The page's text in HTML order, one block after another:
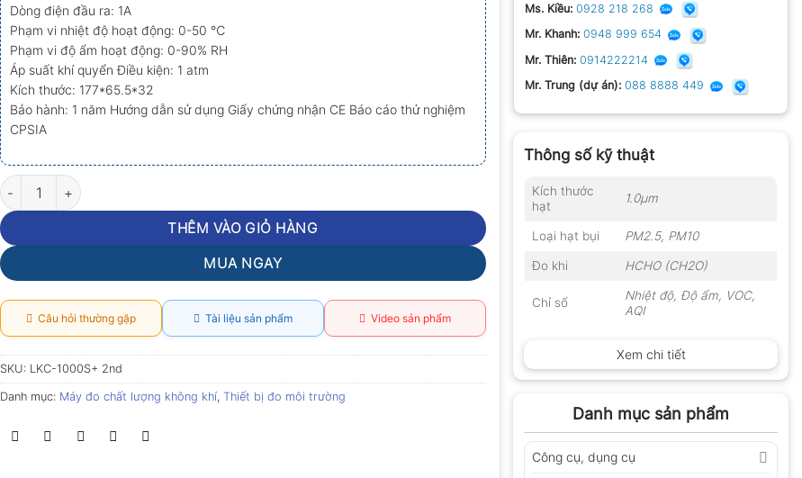
Ms. Kiều: 0928 218 268
Mr. Khanh: 0948 999 654
Mr. Thiên: 0914222214
Mr. Trung (dự án): 088 8888 449
Thông số kỹ thuật
Kích thước
hạt
1.0µm
Loại hạt bụi PM2.5, PM10
Đo khi HCHO (CH2O)
Chỉ số
Nhiệt độ, Độ ẩm, VOC,
AQI
Xem chi tiết
Danh mục sản phẩm
Công cụ, dụng cụ
Dòng điện đầu ra: 1A
Phạm vi nhiệt độ hoạt động: 0-50 ℃
Phạm vi độ ẩm hoạt động: 0-90% RH
Áp suất khí quyển Điều kiện: 1 atm
Kích thước: 177*65.5*32
Bảo hành: 1 năm Hướng dẫn sử dụng Giấy chứng nhận CE Báo cáo thử nghiệm
CPSIA
Máy đo chất lượng không khí Temtop LKC-1000S+ 2nd số lượng
THÊM VÀO GIỎ HÀNG
MUA NGAY
Câu hỏi thường gặp Tài liệu sản phẩm Video sản phẩm
SKU: LKC-1000S+ 2nd
Danh mục: Máy đo chất lượng không khí, Thiết bị đo môi trường